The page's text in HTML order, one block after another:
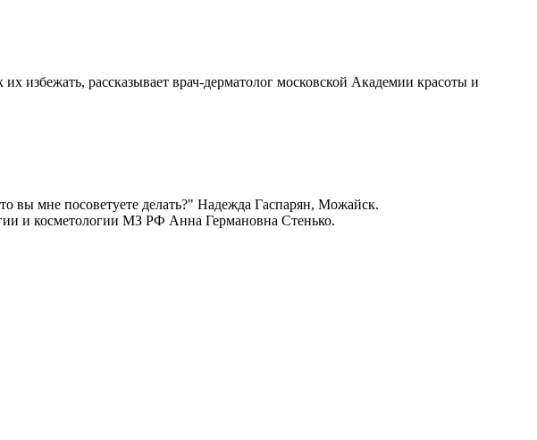
избежать, рассказывает врач-дерматолог московской Академии красоты и
вы мне посоветуете делать?" Надежда Гаспарян, Можайск.
и косметологии МЗ РФ Анна Германовна Стенько.